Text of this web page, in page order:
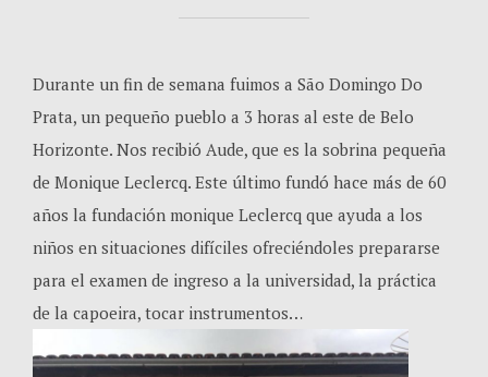
Durante un fin de semana fuimos a São Domingo Do
Prata, un pequeño pueblo a 3 horas al este de Belo
Horizonte. Nos recibió Aude, que es la sobrina pequeña
de Monique Leclercq. Este último fundó hace más de 60
años la fundación monique Leclercq que ayuda a los
niños en situaciones difíciles ofreciéndoles prepararse
para el examen de ingreso a la universidad, la práctica
de la capoeira, tocar instrumentos…